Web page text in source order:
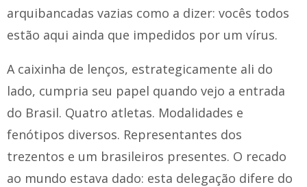
arquibancadas vazias como a dizer: vocês todos
estão aqui ainda que impedidos por um vírus.
A caixinha de lenços, estrategicamente ali do
lado, cumpria seu papel quando vejo a entrada
do Brasil. Quatro atletas. Modalidades e
fenótipos diversos. Representantes dos
trezentos e um brasileiros presentes. O recado
ao mundo estava dado: esta delegação difere do